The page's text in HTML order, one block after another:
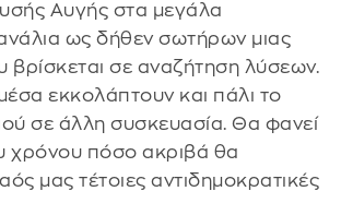
Αυγής στα μεγάλα
ως δήθεν σωτήρων μιας
βρίσκεται σε αναζήτηση λύσεων.
εκκολάπτουν και πάλι το
σε άλλη συσκευασία. Θα φανεί
χρόνου πόσο ακριβά θα
μας τέτοιες αντιδημοκρατικές